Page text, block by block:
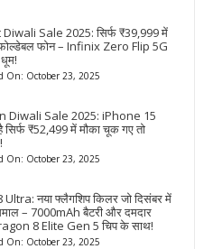
Sale 2025: सिर्फ ₹39,999 में
फोल्डेबल फोन – Infinix Zero Flip 5G
On: October 23, 2025
Diwali Sale 2025: iPhone 15
सिर्फ ₹52,499 में मौका चूक गए तो
On: October 23, 2025
Ultra: नया फ्लैगशिप किलर जो दिसंबर में
– 7000mAh बैटरी और दमदार
8 Elite Gen 5 चिप के साथ!
On: October 23, 2025